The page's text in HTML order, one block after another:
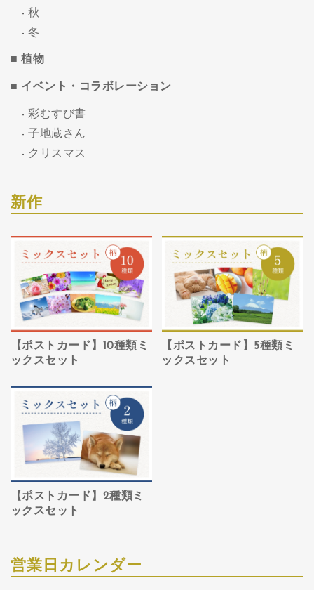
秋
冬
植物
イベント・コラボレーション
彩むすび書
子地蔵さん
クリスマス
新作
【ポストカード】10種類ミ
ックスセット
【ポストカード】5種類ミ
ックスセット
【ポストカード】2種類ミ
ックスセット
営業日カレンダー